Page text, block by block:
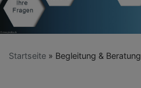
Startseite Begleitung & Beratung